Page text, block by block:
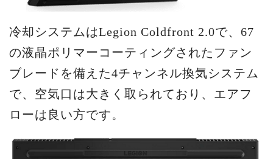
冷却システムはLegion Coldfront 2.0で、67
の液晶ポリマーコーティングされたファン
ブレードを備えた4チャンネル換気システム
で、空気口は大きく取られており、エアフ
ローは良い方です。